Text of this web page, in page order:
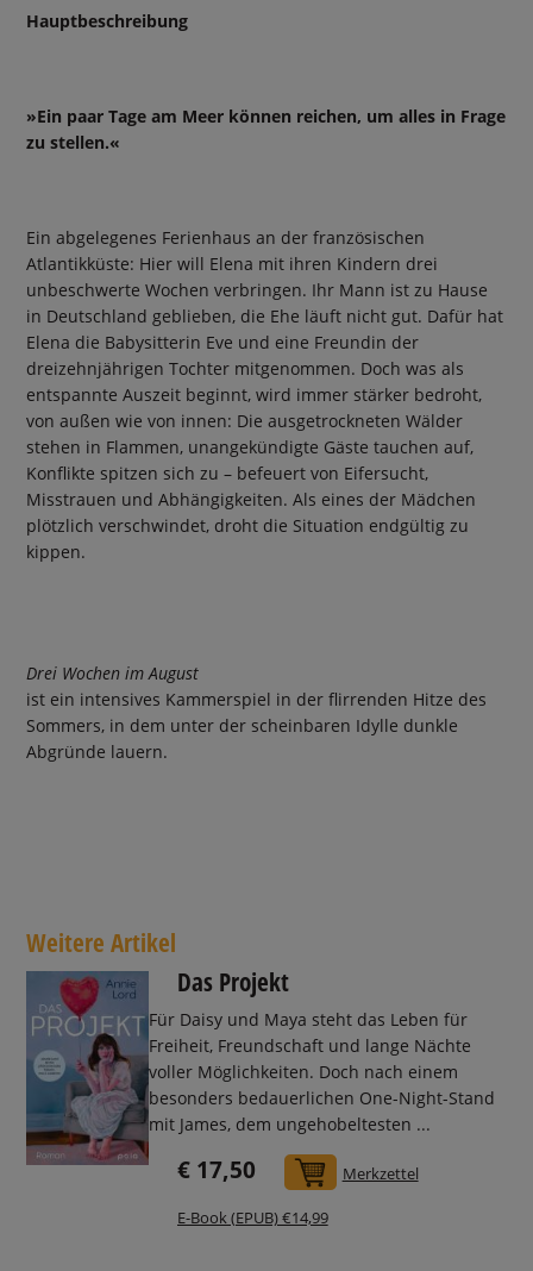
Hauptbeschreibung
»Ein paar Tage am Meer können reichen, um alles in Frage
zu stellen.«
Ein abgelegenes Ferienhaus an der französischen
Atlantikküste: Hier will Elena mit ihren Kindern drei
unbeschwerte Wochen verbringen. Ihr Mann ist zu Hause
in Deutschland geblieben, die Ehe läuft nicht gut. Dafür hat
Elena die Babysitterin Eve und eine Freundin der
dreizehnjährigen Tochter mitgenommen. Doch was als
entspannte Auszeit beginnt, wird immer stärker bedroht,
von außen wie von innen: Die ausgetrockneten Wälder
stehen in Flammen, unangekündigte Gäste tauchen auf,
Konflikte spitzen sich zu – befeuert von Eifersucht,
Misstrauen und Abhängigkeiten. Als eines der Mädchen
plötzlich verschwindet, droht die Situation endgültig zu
kippen.
Drei Wochen im August
ist ein intensives Kammerspiel in der flirrenden Hitze des
Sommers, in dem unter der scheinbaren Idylle dunkle
Abgründe lauern.
Weitere Artikel
Das Projekt
Für Daisy und Maya steht das Leben für
Freiheit, Freundschaft und lange Nächte
voller Möglichkeiten. Doch nach einem
besonders bedauerlichen One-Night-Stand
mit James, dem ungehobeltesten ...
€ 17,50 In den Warenkorb
Merkzettel
E-Book (EPUB) €14,99